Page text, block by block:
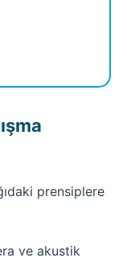
prensiplere
ve akustik